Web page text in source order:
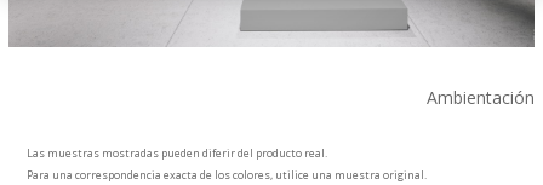
Ambientación
Las muestras mostradas pueden diferir del producto real.
Para una correspondencia exacta de los colores, utilice una muestra original.